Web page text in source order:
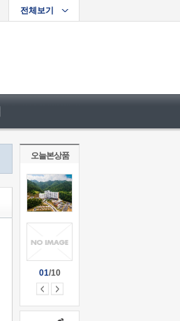
오늘본상품
01/10
전체보기